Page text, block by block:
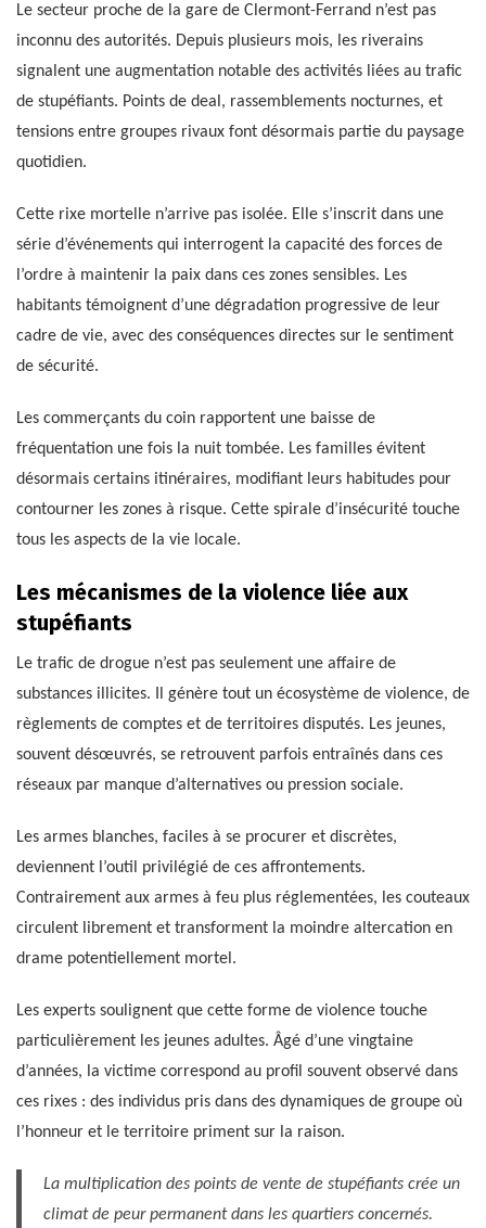
Le secteur proche de la gare de Clermont-Ferrand n’est pas
inconnu des autorités. Depuis plusieurs mois, les riverains
signalent une augmentation notable des activités liées au trafic
de stupéfiants. Points de deal, rassemblements nocturnes, et
tensions entre groupes rivaux font désormais partie du paysage
quotidien.
Cette rixe mortelle n’arrive pas isolée. Elle s’inscrit dans une
série d’événements qui interrogent la capacité des forces de
l’ordre à maintenir la paix dans ces zones sensibles. Les
habitants témoignent d’une dégradation progressive de leur
cadre de vie, avec des conséquences directes sur le sentiment
de sécurité.
Les commerçants du coin rapportent une baisse de
fréquentation une fois la nuit tombée. Les familles évitent
désormais certains itinéraires, modifiant leurs habitudes pour
contourner les zones à risque. Cette spirale d’insécurité touche
tous les aspects de la vie locale.
Les mécanismes de la violence liée aux
stupéfiants
Le trafic de drogue n’est pas seulement une affaire de
substances illicites. Il génère tout un écosystème de violence, de
règlements de comptes et de territoires disputés. Les jeunes,
souvent désœuvrés, se retrouvent parfois entraînés dans ces
réseaux par manque d’alternatives ou pression sociale.
Les armes blanches, faciles à se procurer et discrètes,
deviennent l’outil privilégié de ces affrontements.
Contrairement aux armes à feu plus réglementées, les couteaux
circulent librement et transforment la moindre altercation en
drame potentiellement mortel.
Les experts soulignent que cette forme de violence touche
particulièrement les jeunes adultes. Âgé d’une vingtaine
d’années, la victime correspond au profil souvent observé dans
ces rixes : des individus pris dans des dynamiques de groupe où
l’honneur et le territoire priment sur la raison.
La multiplication des points de vente de stupéfiants crée un
climat de peur permanent dans les quartiers concernés.